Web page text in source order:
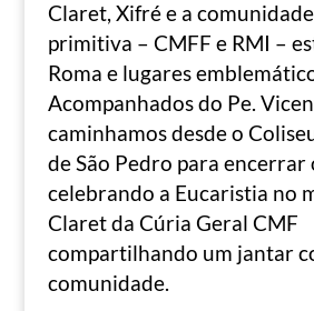
Claret, Xifré e a
primitiva – CMFF e RMI –
Roma e lugares
Acompanhados do Pe.
caminhamos desde o
de São Pedro para encerrar
celebrando a Eucaristia no
Claret da Cúria Geral CMF
compartilhando um jantar
comunidade.